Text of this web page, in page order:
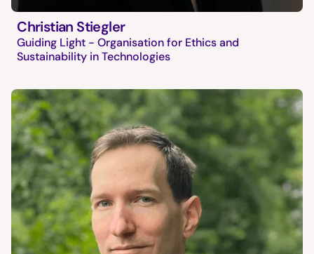
Christian Stiegler
Guiding Light - Organisation for Ethics and
Sustainability in Technologies